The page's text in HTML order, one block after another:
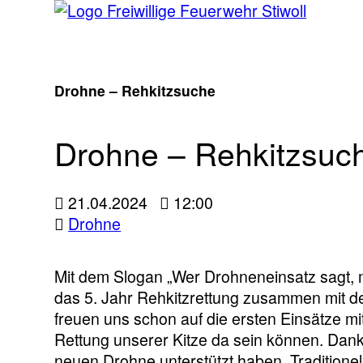
Drohne – Rehkitzsuche
Drohne –
21.04.2024
12:00
Drohne
Mit dem Slogan „Wer Drohneneinsatz
das 5. Jahr Rehkitzrettung zusammen mit
freuen uns schon auf die ersten Einsätze
Rettung unserer Kitze da sein können.